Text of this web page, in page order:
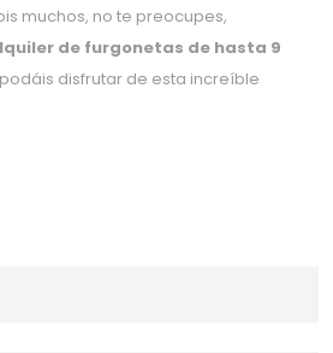
muchos, no te preocupes,
de furgonetas de hasta 9
disfrutar de esta increíble